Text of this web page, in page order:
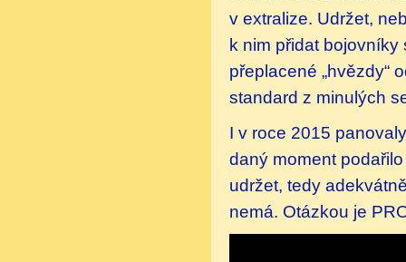
v extralize. Udržet,
k nim přidat
přeplacené „hvězdy“
standard z minulých
I v roce 2015
daný moment
udržet, tedy
nemá. Otázkou je